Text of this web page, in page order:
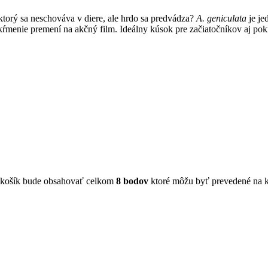
sa neschováva v diere, ale hrdo sa predvádza?A. geniculata je
premení na akčný film. Ideálny kúsok pre začiatočníkov aj
bude obsahovať celkom 8 bodov ktoré môžu byť prevedené na